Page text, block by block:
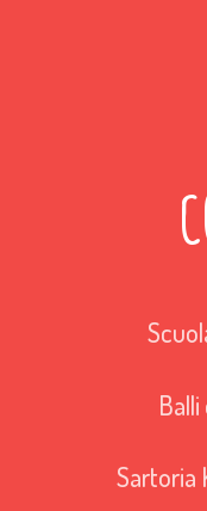
Sartoria